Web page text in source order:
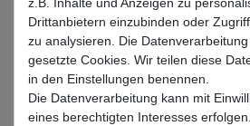
UVP 24,99 €
18,09 EUR*
Versandkosten
z.B. Inhalte und Anzeigen zu
Drittanbietern einzubinden oder
zu analysieren. Die
gesetzte Cookies. Wir teilen diese
in den Einstellungen benennen.
Die Datenverarbeitung kann mit
eines berechtigten Interesses